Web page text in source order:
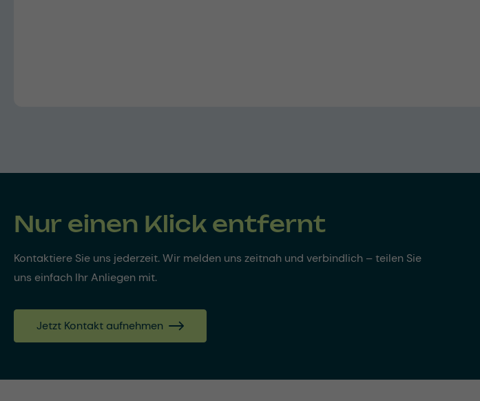
Nur einen Klick entfernt
Kontaktiere Sie uns jederzeit. Wir melden uns zeitnah und verbindlich – teilen Sie
uns einfach Ihr Anliegen mit.
Jetzt Kontakt aufnehmen